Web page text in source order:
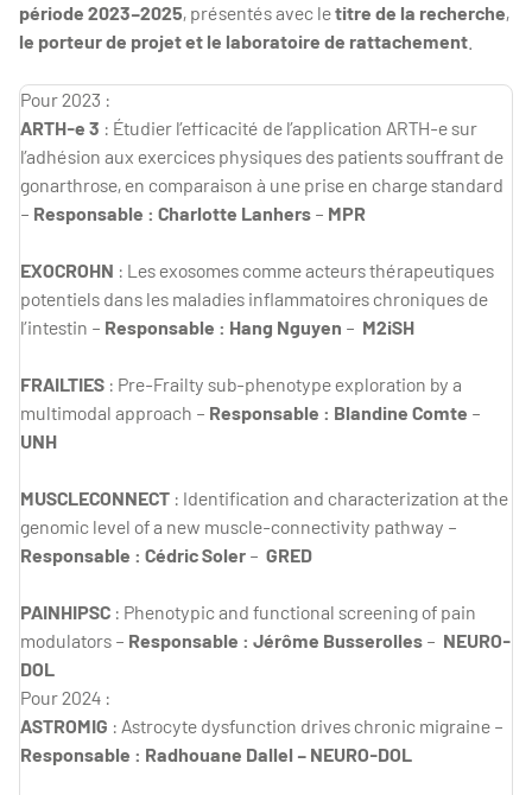
période 2023–2025, présentés avec letitre de la recherche,
le porteur de projet et le laboratoire de rattachement
Pour 2023 :
ARTH-e 3 : Étudier l’efficacité de l’application ARTH-e sur
l’adhésion aux exercices physiques des patients souffrant de
gonarthrose, en comparaison à une prise en charge standard
– Responsable : Charlotte Lanhers – MPR
EXOCROHN : Les exosomes comme acteurs thérapeutiques
potentiels dans les maladies inflammatoires chroniques de
l’intestin – Responsable : Hang Nguyen – M2iSH
FRAILTIES : Pre-Frailty sub-phenotype exploration by a
multimodal approach – Responsable : Blandine Comte –
UNH
MUSCLECONNECT : Identification and characterization at the
genomic level of a new muscle-connectivity pathway –
Responsable : Cédric Soler – GRED
PAINHIPSC : Phenotypic and functional screening of pain
modulators – Responsable : Jérôme Busserolles – NEURO-
DOL
Pour 2024 :
ASTROMIG : Astrocyte dysfunction drives chronic migraine –
Responsable : Radhouane Dallel – NEURO-DOL